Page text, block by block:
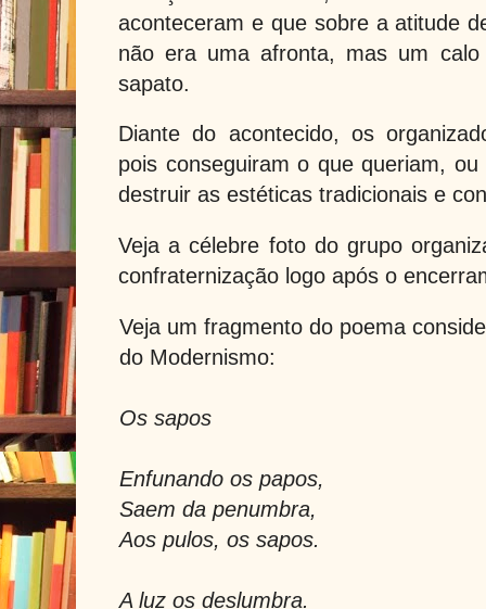
aconteceram e que sobre a atitude
não era uma afronta, mas um
sapato.
Diante do acontecido, os
pois conseguiram o que queriam,
destruir as estéticas tradicionais e
Veja a célebre foto do grupo
confraternização logo após o
Veja um fragmento do poema
do Modernismo:
Os sapos
Enfunando os papos,
Saem da penumbra,
Aos pulos, os sapos.
A luz os deslumbra.